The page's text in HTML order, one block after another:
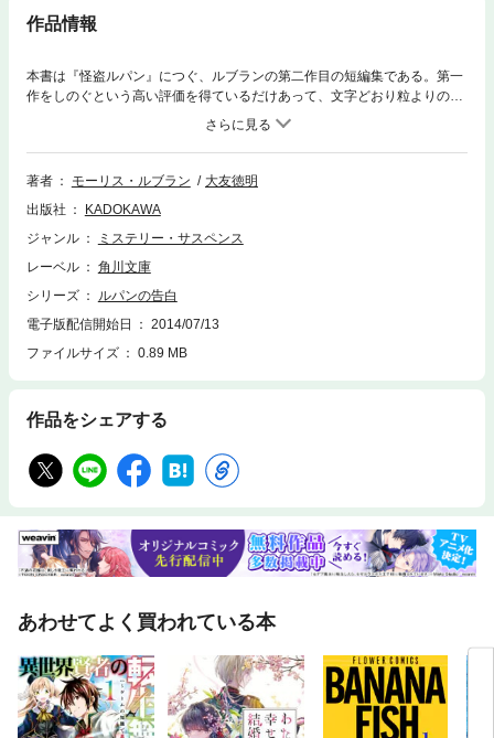
作品情報
本書は『怪盗ルパン』につぐ、ルブランの第二作目の短編集である。第一
作をしのぐという高い評価を得ているだけあって、文字どおり粒よりの傑
作ぞろいである。各篇ともトリックに工夫がこらされ、推理小説の醍醐味
を満喫させてくれる。ルパンが暗号をみごとに解いてみせる「太陽のたわ
むれ」、軽妙なオチがたのしい「結婚指輪」、幻想的な導入部の「影の指
図」、絶体絶命の危地に追いこまれたルパン「地獄の罠」、そして名作の
ディット」「麦わらの茎」「ルパンの結婚」の８篇を収録する。
著者 モーリス・ルブラン
大友徳明
出版社
KADOKAWA
ジャンル
ミステリー・サスペンス
レーベル
角川文庫
シリーズ
ルパンの告白
電子版配信開始日
2014/07/13
ファイルサイズ
0.89 MB
作品をシェアする
あわせてよく買われている本